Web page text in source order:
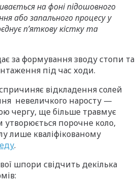
на фоні підошовного
або запального процесу у
п’яткову кістку та
за формування зводу стопи та
під час ходи.
відкладення солей
невеличкого наросту —
чергу, ще більше травмує
порочне коло,
лише кваліфікованому
.
шпори свідчить декілька